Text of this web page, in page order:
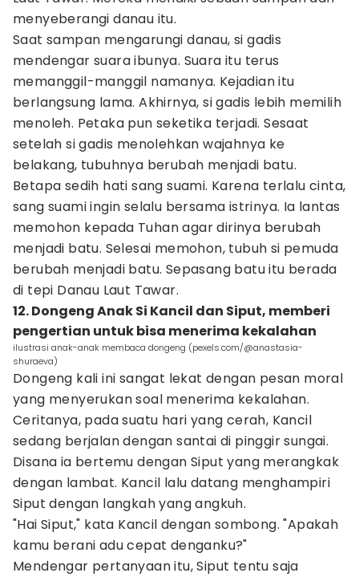
menyeberangi danau itu.
Saat sampan mengarungi danau, si gadis
mendengar suara ibunya. Suara itu terus
memanggil-manggil namanya. Kejadian itu
berlangsung lama. Akhirnya, si gadis lebih memilih
menoleh. Petaka pun seketika terjadi. Sesaat
setelah si gadis menolehkan wajahnya ke
belakang, tubuhnya berubah menjadi batu.
Betapa sedih hati sang suami. Karena terlalu cinta,
sang suami ingin selalu bersama istrinya. Ia lantas
memohon kepada Tuhan agar dirinya berubah
menjadi batu. Selesai memohon, tubuh si pemuda
berubah menjadi batu. Sepasang batu itu berada
di tepi Danau Laut Tawar.
12. Dongeng Anak Si Kancil dan Siput, memberi
pengertian untuk bisa menerima kekalahan
ilustrasi anak-anak membaca dongeng (pexels.com/@anastasia-
shuraeva)
Dongeng kali ini sangat lekat dengan pesan moral
yang menyerukan soal menerima kekalahan.
Ceritanya, pada suatu hari yang cerah, Kancil
sedang berjalan dengan santai di pinggir sungai.
Disana ia bertemu dengan Siput yang merangkak
dengan lambat. Kancil lalu datang menghampiri
Siput dengan langkah yang angkuh.
"Hai Siput," kata Kancil dengan sombong. "Apakah
kamu berani adu cepat denganku?"
Mendengar pertanyaan itu, Siput tentu saja